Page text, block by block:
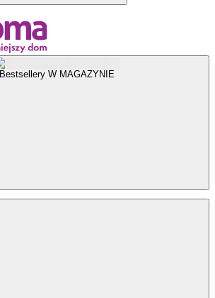
Bestsellery W MAGAZYNIE